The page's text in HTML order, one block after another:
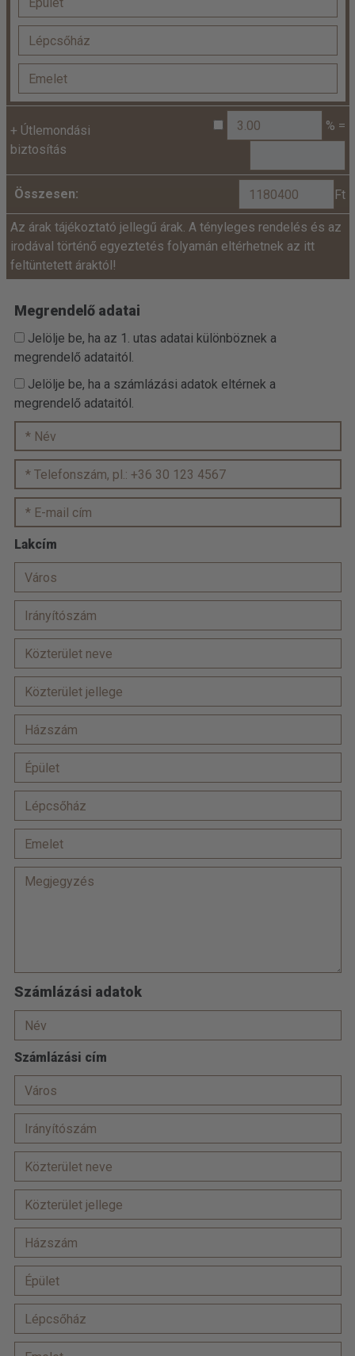
+ Útlemondási
biztosítás
% =
Összesen: Ft
Az árak tájékoztató jellegű árak. A tényleges rendelés és az
irodával történő egyeztetés folyamán eltérhetnek az itt
feltüntetett áraktól!
Megrendelő adatai
Jelölje be, ha az 1. utas adatai különböznek a
megrendelő adataitól.
Jelölje be, ha a számlázási adatok eltérnek a
megrendelő adataitól.
Lakcím
Számlázási adatok
Számlázási cím